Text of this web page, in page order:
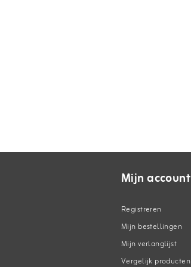
Mijn account
Registreren
Mijn bestellingen
Mijn verlanglijst
Vergelijk producten